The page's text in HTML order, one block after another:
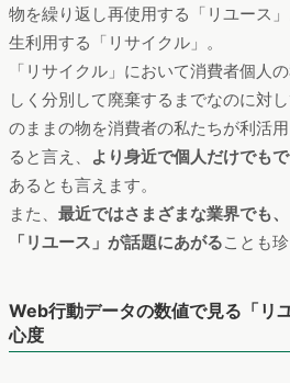
物を繰り返し再使用する「リユース
生利用する「リサイクル」。
「リサイクル」において消費者個人
しく分別して廃棄するまでなのに対
のままの物を消費者の私たちが利活
ると言え、
より身近で個人だけでも
あるとも言えます。
また、 最近ではさまざまな業界でも
「リユース」が話題にあがることも
Web行動データの数値で見る「リ
心度